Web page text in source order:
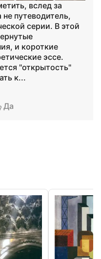
вслед за
не путеводитель,
серии. В этой
и короткие
эссе.
"открытость"
к...
Да